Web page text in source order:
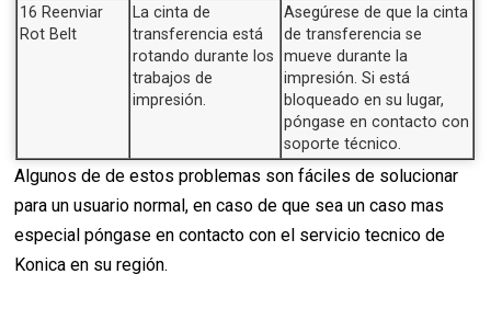
16 Reenviar
Rot Belt
La cinta de
transferencia está
rotando durante los
trabajos de
impresión.
Asegúrese de que la cinta
de transferencia se
mueve durante la
impresión. Si está
bloqueado en su lugar,
póngase en contacto con
soporte técnico.
Algunos de de estos problemas son fáciles de solucionar
para un usuario normal, en caso de que sea un caso mas
especial póngase en contacto con el servicio tecnico de
Konica en su región.